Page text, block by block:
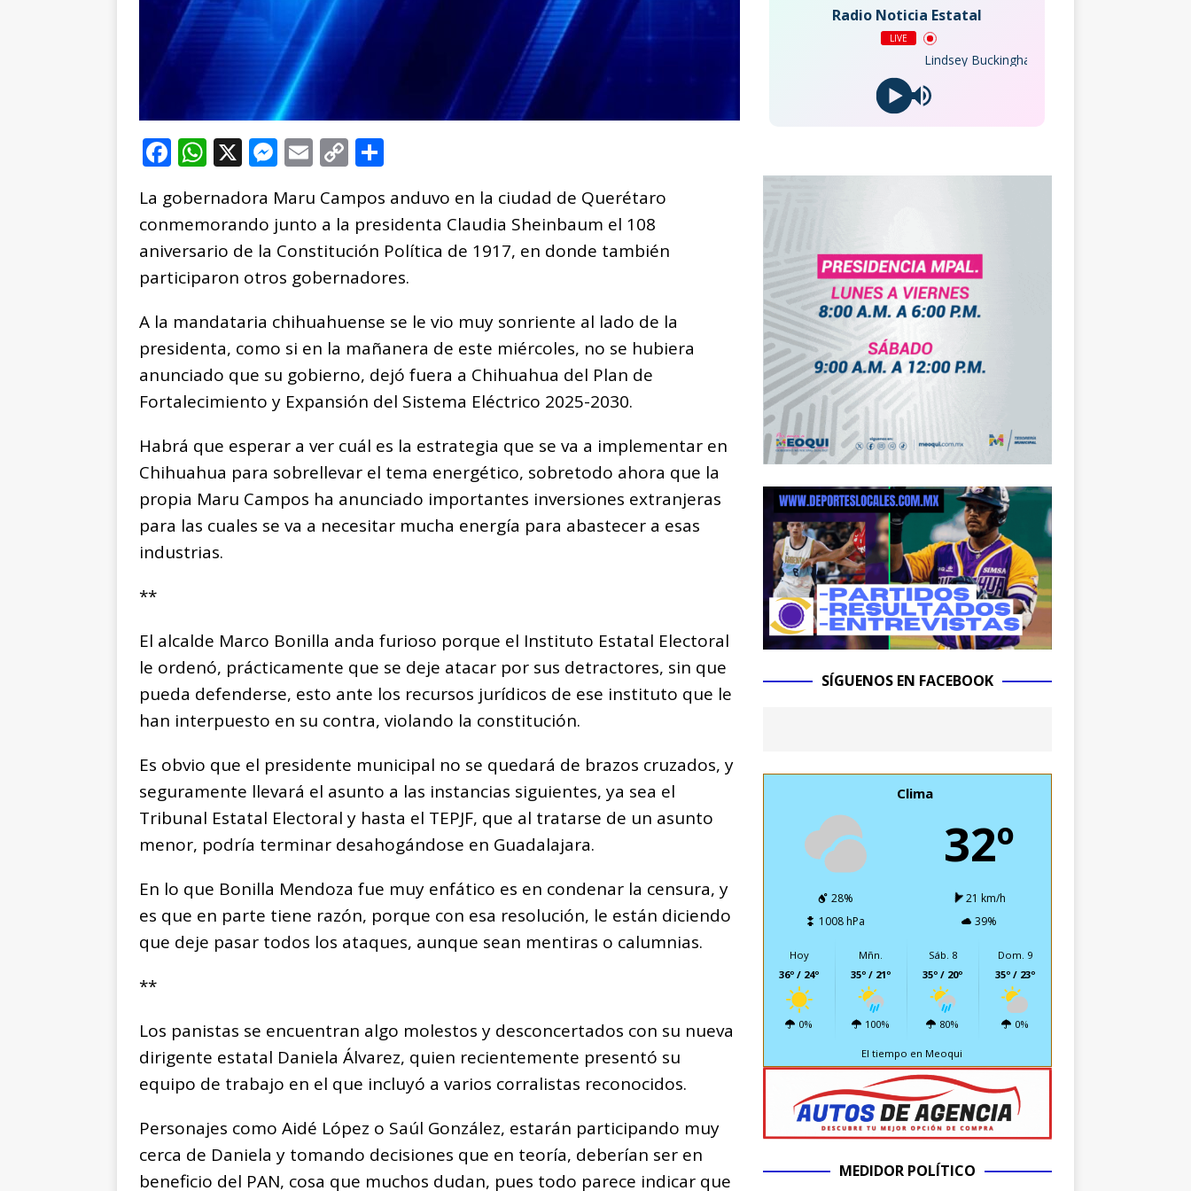
F
c
e
b
o
o
k
W
at
s
A
p
p
X M
ss
e
n
g
e
r
E
ai
l
C
p
y
Li
n
k
m
p
ar
ti
r
La gobernadora Maru Campos anduvo en la ciudad de Querétaro
conmemorando junto a la presidenta Claudia Sheinbaum el 108
aniversario de la Constitución Política de 1917, en donde también
participaron otros gobernadores.
A la mandataria chihuahuense se le vio muy sonriente al lado de la
presidenta, como si en la mañanera de este miércoles, no se hubiera
anunciado que su gobierno, dejó fuera a Chihuahua del Plan de
Fortalecimiento y Expansión del Sistema Eléctrico 2025-2030.
Habrá que esperar a ver cuál es la estrategia que se va a implementar en
Chihuahua para sobrellevar el tema energético, sobretodo ahora que la
propia Maru Campos ha anunciado importantes inversiones extranjeras
para las cuales se va a necesitar mucha energía para abastecer a esas
industrias.
**
El alcalde Marco Bonilla anda furioso porque el Instituto Estatal Electoral
le ordenó, prácticamente que se deje atacar por sus detractores, sin que
pueda defenderse, esto ante los recursos jurídicos de ese instituto que le
han interpuesto en su contra, violando la constitución.
Es obvio que el presidente municipal no se quedará de brazos cruzados, y
seguramente llevará el asunto a las instancias siguientes, ya sea el
Tribunal Estatal Electoral y hasta el TEPJF, que al tratarse de un asunto
menor, podría terminar desahogándose en Guadalajara.
En lo que Bonilla Mendoza fue muy enfático es en condenar la censura, y
es que en parte tiene razón, porque con esa resolución, le están diciendo
que deje pasar todos los ataques, aunque sean mentiras o calumnias.
**
Los panistas se encuentran algo molestos y desconcertados con su nueva
dirigente estatal Daniela Álvarez, quien recientemente presentó su
equipo de trabajo en el que incluyó a varios corralistas reconocidos.
Personajes como Aidé López o Saúl González, estarán participando muy
cerca de Daniela y tomando decisiones que en teoría, deberían ser en
beneficio del PAN, cosa que muchos dudan, pues todo parece indicar que
Radio Noticia Estatal
LIVE
Lindsey Buckingham - Trouble
SÍGUENOS EN FACEBOOK
Clima
32º
28%
21 km/h
1008 hPa
39%
Hoy
36º / 24º
0%
Mñn.
35º / 21º
100%
Sáb. 8
35º / 20º
80%
Dom. 9
35º / 23º
0%
El tiempo en Meoqui
MEDIDOR POLÍTICO